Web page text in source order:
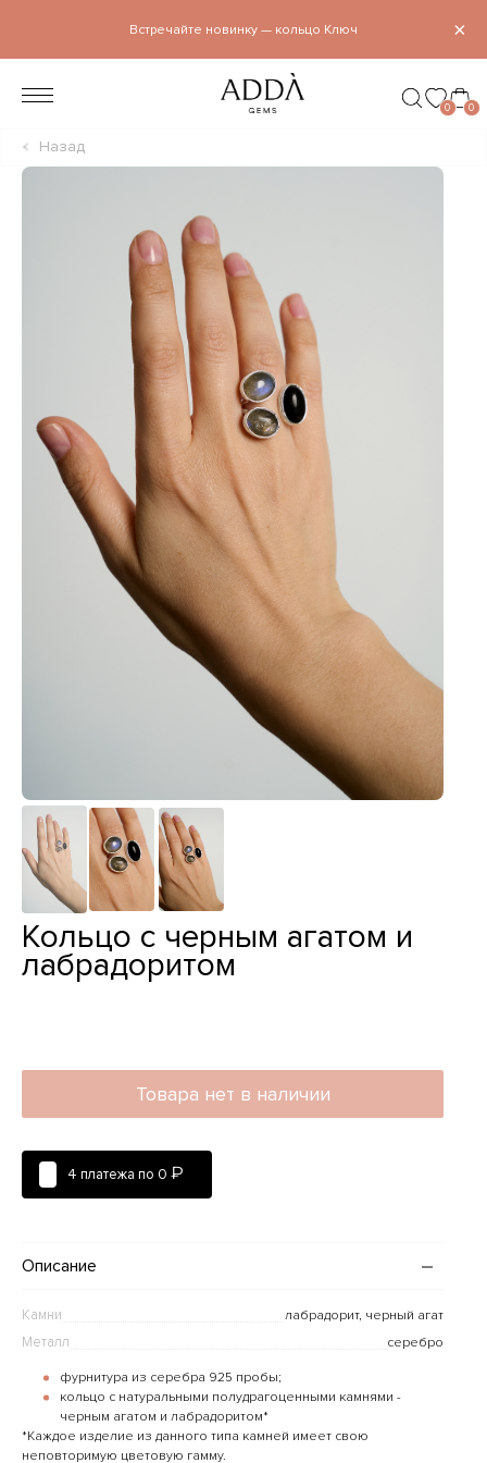
×
Встречайте новинку — кольцо Ключ
0 0
Назад
Кольцо с черным агатом и
лабрадоритом
Товара нет в наличии
4 платежа по 0 ₽
Описание
Камни лабрадорит, черный агат
Металл серебро
фурнитура из серебра 925 пробы;
кольцо с натуральными полудрагоценными камнями -
черным агатом и лабрадоритом*
*Каждое изделие из данного типа камней имеет свою
неповторимую цветовую гамму.